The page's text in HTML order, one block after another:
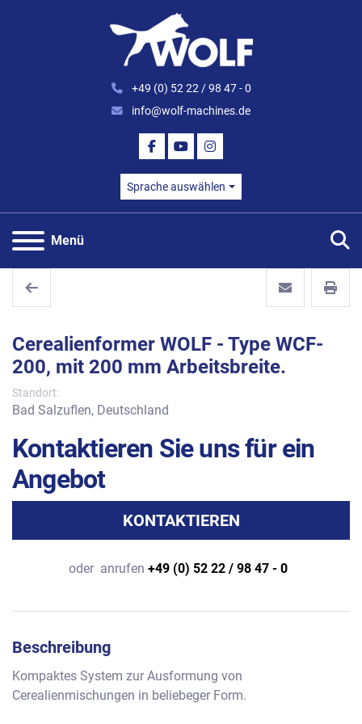
+49 (0) 52 22 / 98 47 - 0
info@wolf-machines.de
FACEBOOK
YOUTUBEINSTAGRAM
Sprache auswählen
Menü
Cerealienformer WOLF - Type WCF-
200, mit 200 mm Arbeitsbreite.
Standort:
Bad Salzuflen, Deutschland
Kontaktieren Sie uns für ein
Angebot
KONTAKTIEREN
oder anrufen +49 (0) 52 22 / 98 47 - 0
Beschreibung
Kompaktes System zur Ausformung von
Cerealienmischungen in beliebeger Form.